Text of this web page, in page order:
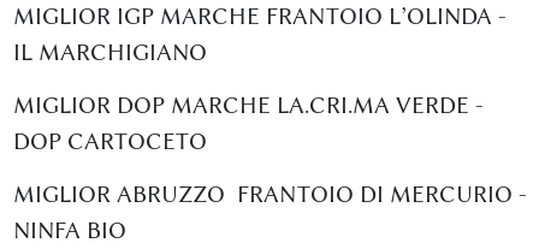
MIGLIOR IGP MARCHE FRANTOIO L’OLINDA -
IL MARCHIGIANO
MIGLIOR DOP MARCHE LA.CRI.MA VERDE -
DOP CARTOCETO
MIGLIOR ABRUZZO FRANTOIO DI MERCURIO -
NINFA BIO